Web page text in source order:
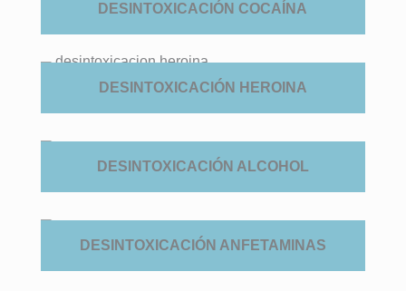
DESINTOXICACIÓN COCAÍNA
DESINTOXICACIÓN HEROINA
DESINTOXICACIÓN ALCOHOL
DESINTOXICACIÓN ANFETAMINAS